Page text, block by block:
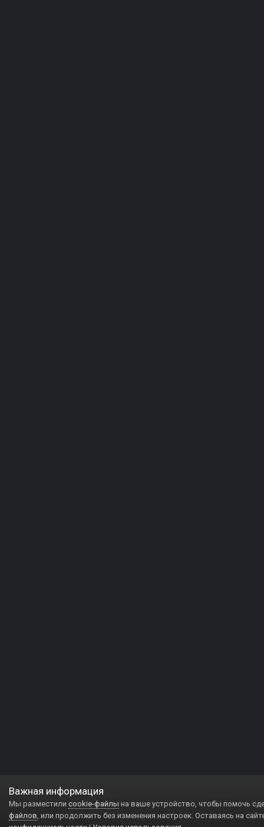
Важная информация
Мы разместили cookie-файлы на ваше устройство, чтобы помочь
файлов, или продолжить без изменения настроек. Оставаясь на